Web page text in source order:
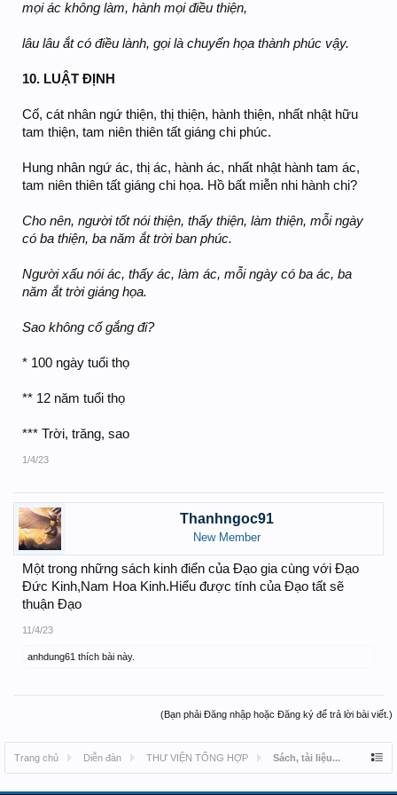
mọi ác không làm, hành mọi điều thiện,
lâu lâu ắt có điều lành, gọi là chuyển họa thành phúc vậy.
10. LUẬT ĐỊNH
Cố, cát nhân ngứ thiện, thị thiện, hành thiện, nhất nhật hữu
tam thiện, tam niên thiên tất giáng chi phúc.
Hung nhân ngứ ác, thị ác, hành ác, nhất nhật hành tam ác,
tam niên thiên tất giáng chi họa. Hồ bất miễn nhi hành chi?
Cho nên, người tốt nói thiện, thấy thiện, làm thiện, mỗi ngày
có ba thiện, ba năm ắt trời ban phúc.
Người xấu nói ác, thấy ác, làm ác, mỗi ngày có ba ác, ba
năm ắt trời giáng họa.
Sao không cố gắng đi?
* 100 ngày tuổi thọ
** 12 năm tuổi thọ
*** Trời, trăng, sao
1/4/23
Thanhngoc91
New Member
Một trong những sách kinh điển của Đạo gia cùng với Đạo
Đức Kinh,Nam Hoa Kinh.Hiểu được tính của Đạo tất sẽ
thuận Đạo
11/4/23
anhdung61 thích bài này.
(Bạn phải Đăng nhập hoặc Đăng ký để trả lời bài viết.)
Trang chủ Diễn đàn THƯ VIỆN TỔNG HỢP Sách, tài liệu...